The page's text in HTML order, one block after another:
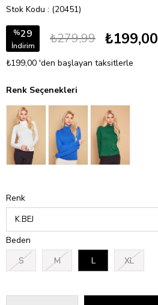
Stok Kodu (20451)
%29
İndirim ₺279,99 ₺199,00
₺199,00 'den başlayan taksitlerle
Renk Seçenekleri
Renk
Beden
S
M L XL